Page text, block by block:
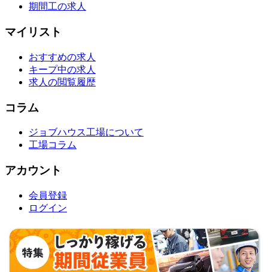
期間工の求人
マイリスト
おすすめの求人
キープ中の求人
求人の閲覧履歴
コラム
ジョブハウス工場について
工場コラム
アカウント
会員登録
ログイン